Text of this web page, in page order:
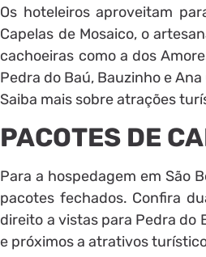
Os hoteleiros aproveitam
Capelas de Mosaico, o
cachoeiras como a dos
Pedra do Baú, Bauzinho e Ana
Saiba mais sobre atrações
PACOTES DE
Para a hospedagem em São
pacotes fechados. Confira
direito a vistas para Pedra do
e próximos a atrativos